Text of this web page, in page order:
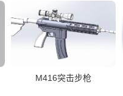
M416突击步枪